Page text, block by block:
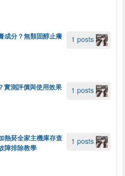
1 posts
成分？無類固醇止癢
1 posts
實測評價與使用效果
1 posts
熱菸全家主機庫存查
障排除教學